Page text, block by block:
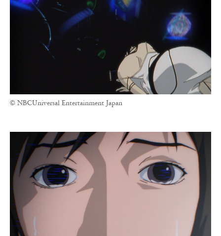
© NBCUniversal Entertainment Japan